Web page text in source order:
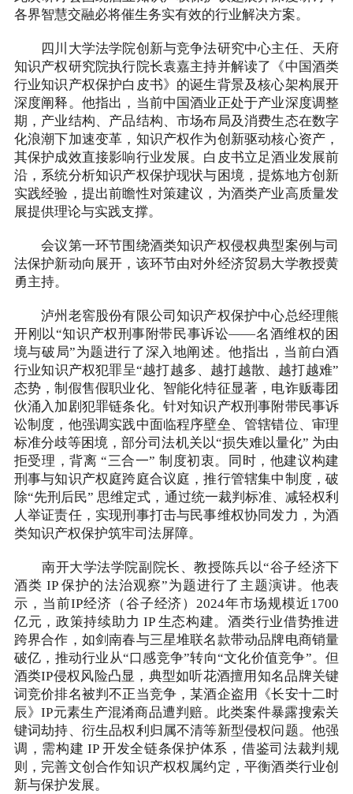
各界智慧交融必将催生务实有效的行业解决方案。
四川大学法学院创新与竞争法研究中心主任、天府
知识产权研究院执行院长袁嘉主持并解读了《中国酒类
行业知识产权保护白皮书》的诞生背景及核心架构展开
深度阐释。他指出，当前中国酒业正处于产业深度调整
期，产业结构、产品结构、市场布局及消费生态在数字
化浪潮下加速变革，知识产权作为创新驱动核心资产，
其保护成效直接影响行业发展。白皮书立足酒业发展前
沿，系统分析知识产权保护现状与困境，提炼地方创新
实践经验，提出前瞻性对策建议，为酒类产业高质量发
展提供理论与实践支撑。
会议第一环节围绕酒类知识产权侵权典型案例与司
法保护新动向展开，该环节由对外经济贸易大学教授黄
勇主持。
泸州老窖股份有限公司知识产权保护中心总经理熊
开刚以“知识产权刑事附带民事诉讼——名酒维权的困
境与破局”为题进行了深入地阐述。他指出，当前白酒
行业知识产权犯罪呈“越打越多、越打越散、越打越难”
态势，制假售假职业化、智能化特征显著，电诈贩毒团
伙涌入加剧犯罪链条化。针对知识产权刑事附带民事诉
讼制度，他强调实践中面临程序壁垒、管辖错位、审理
标准分歧等困境，部分司法机关以“损失难以量化” 为由
拒受理，背离 “三合一” 制度初衷。同时，他建议构建
刑事与知识产权庭跨庭合议庭，推行管辖集中制度，破
除“先刑后民” 思维定式，通过统一裁判标准、减轻权利
人举证责任，实现刑事打击与民事维权协同发力，为酒
类知识产权保护筑牢司法屏障。
南开大学法学院副院长、教授陈兵以“谷子经济下
酒类 IP 保护的法治观察”为题进行了主题演讲。他表
示，当前IP经济（谷子经济）2024年市场规模近1700
亿元，政策持续助力 IP 生态构建。酒类行业借势推进
跨界合作，如剑南春与三星堆联名款带动品牌电商销量
破亿，推动行业从“口感竞争”转向“文化价值竞争”。但
酒类IP侵权风险凸显，典型如听花酒擅用知名品牌关键
词竞价排名被判不正当竞争，某酒企盗用《长安十二时
辰》IP元素生产混淆商品遭判赔。此类案件暴露搜索关
键词劫持、衍生品权利归属不清等新型侵权问题。他强
调，需构建 IP 开发全链条保护体系，借鉴司法裁判规
则，完善文创合作知识产权权属约定，平衡酒类行业创
新与保护发展。